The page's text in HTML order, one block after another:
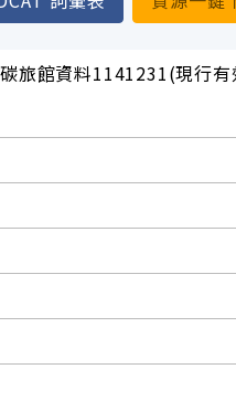
旅館資料1141231(現行